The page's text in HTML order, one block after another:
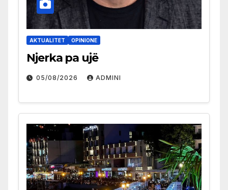
AKTUALITET OPINIONE
Njerka pa ujë
05/08/2026 ADMINI